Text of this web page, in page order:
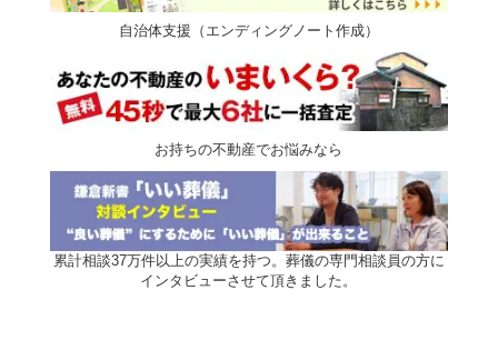
自治体支援（エンディングノート作成）
お持ちの不動産でお悩みなら
累計相談37万件以上の実績を持つ。葬儀の専門相談員の方に
インタビューさせて頂きました。